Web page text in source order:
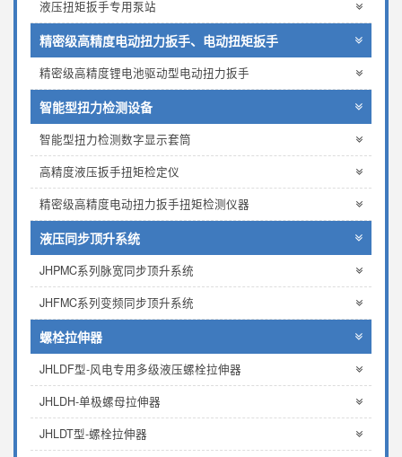
液压扭矩扳手专用泵站
精密级高精度电动扭力扳手、电动扭矩扳手
精密级高精度锂电池驱动型电动扭力扳手
智能型扭力检测设备
智能型扭力检测数字显示套筒
高精度液压扳手扭矩检定仪
精密级高精度电动扭力扳手扭矩检测仪器
液压同步顶升系统
JHPMC系列脉宽同步顶升系统
JHFMC系列变频同步顶升系统
螺栓拉伸器
JHLDF型-风电专用多级液压螺栓拉伸器
JHLDH-单极螺母拉伸器
JHLDT型-螺栓拉伸器